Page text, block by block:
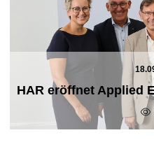
HAR eröffnet Applied